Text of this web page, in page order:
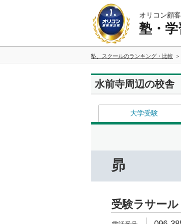
オリコン顧
塾・
塾、スクールのランキング・比較
水前寺周辺の校舎
大学受験
昴
受験ラサー